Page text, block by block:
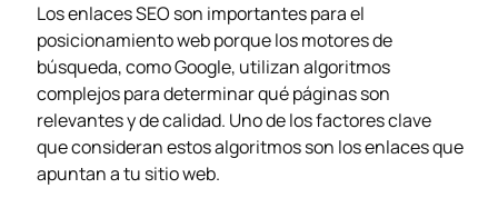
Los enlaces SEO son importantes para el
posicionamiento webporque los motores de
búsqueda, como Google, utilizan algoritmos
complejos para determinar qué páginas son
relevantes y de calidad. Uno de los factores clave
que consideran estos algoritmos son los enlaces que
apuntan a tu sitio web.